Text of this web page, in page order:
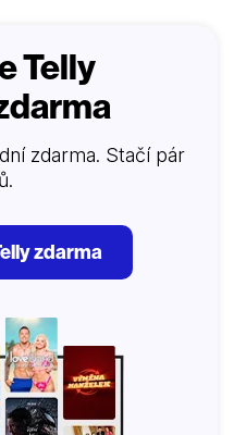
Telly
zdarma. Stačí pár
zdarma